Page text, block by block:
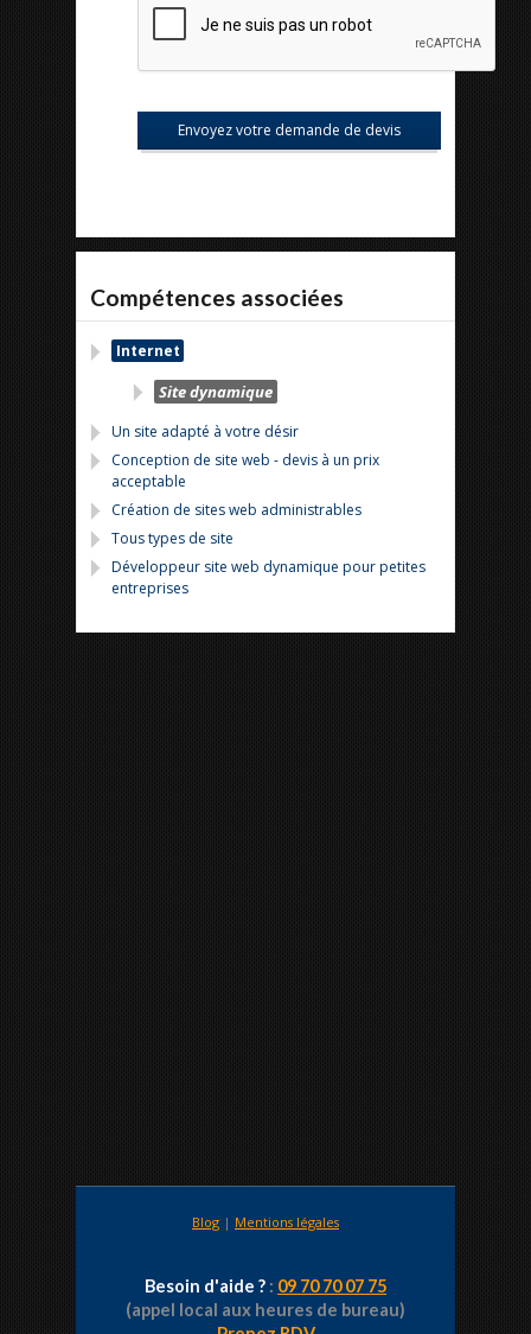
Compétences associées
Internet
Site dynamique
Un site adapté à votre désir
Conception de site web - devis à un prix
acceptable
Création de sites web administrables
Tous types de site
Développeur site web dynamique pour petites
entreprises
Blog | Mentions légales
Besoin d'aide ? : 09 70 70 07 75
(appel local aux heures de bureau)